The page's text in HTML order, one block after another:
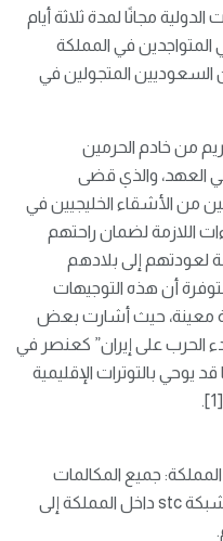
مجانًا لمدة ثلاثة أيام
في المملكة
السعوديين المتجولين في
من خادم الحرمين
العهد، والذي قضى
من الأشقاء الخليجيين في
اللازمة لضمان راحتهم
لعودتهم إلى بلادهم
أن هذه التوجيهات
معينة، حيث أشارت بعض
الحرب على إيران” كعنصر في
قد يوحي بالتوترات الإقليمية
جميع المكالمات
الصادرة من هواتفهم المتجولة على شبكة stc داخل المملكة إلى